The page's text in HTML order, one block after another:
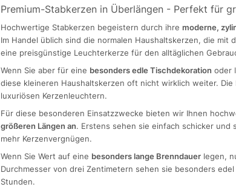
Premium-Stabkerzen in Überlängen - Perfekt für
Hochwertige Stabkerzen begeistern durch ihre moderne,
Im Handel üblich sind die normalen Haushaltskerzen, die
eine preisgünstige Leuchterkerze für den alltäglichen
Wenn Sie aber für eine besonders edle Tischdekoration oder
diese kleineren Haushaltskerzen oft nicht wirklich weiter.
luxuriösen Kerzenleuchtern.
Für diese besonderen Einsatzzwecke bieten wir Ihnen
größeren Längen an. Erstens sehen sie einfach schicker
mehr Kerzenvergnügen.
Wenn Sie Wert auf eine besonders lange Brenndauer legen,
Durchmesser von drei Zentimetern sehen sie besonders
Stunden.